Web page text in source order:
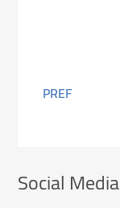
PREF
Social Media